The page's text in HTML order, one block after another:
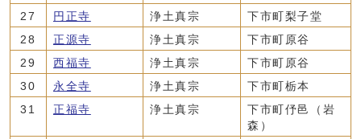
27
円正寺 浄土真宗
下市町梨子堂
28
正源寺 浄土真宗
下市町原谷
29
西福寺 浄土真宗
下市町原谷
30
永全寺 浄土真宗
下市町栃本
31
正福寺 浄土真宗
下市町伃邑（岩
森）